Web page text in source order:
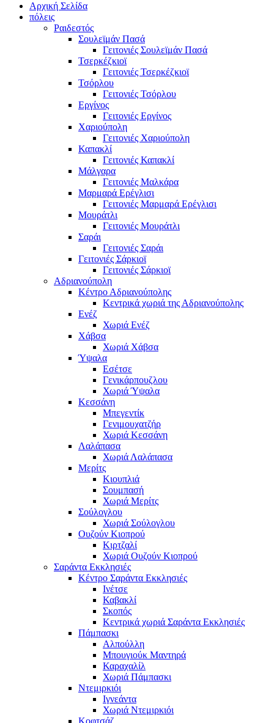
Αρχική Σελίδα
πόλεις
Ραιδεστός
Σουλεϊμάν Πασά
Γειτονιές Σουλεϊμάν Πασά
Τσερκέζκιοϊ
Γειτονιές Τσερκέζκιοϊ
Τσόρλου
Γειτονιές Τσόρλου
Εργίνος
Γειτονιές Εργίνος
Χαριούπολη
Γειτονιές Χαριούπολη
Καπακλί
Γειτονιές Καπακλί
Μάλγαρα
Γειτονιές Μαλκάρα
Μαρμαρά Ερέγλισι
Γειτονιές Μαρμαρά Ερέγλισι
Μουράτλι
Γειτονιές Μουράτλι
Σαράι
Γειτονιές Σαράι
Γειτονιές Σάρκιοϊ
Γειτονιές Σάρκιοϊ
Αδριανούπολη
Κέντρο Αδριανούπολης
Κεντρικά χωριά της Αδριανούπολης
Ενέζ
Χωριά Ενέζ
Χάβσα
Χωριά Χάβσα
Ύψαλα
Εσέτσε
Γενικάρπουζλου
Χωριά Ύψαλα
Κεσσάνη
Μπεγεντίκ
Γενιμουχατζήρ
Χωριά Κεσσάνη
Λαλάπασα
Χωριά Λαλάπασα
Μερίτς
Κιουπλιά
Σουμπασή
Χωριά Μερίτς
Σούλογλου
Χωριά Σούλογλου
Ουζούν Κιοπρού
Κιρτζαλί
Χωριά Ουζούν Κιοπρού
Σαράντα Εκκλησιές
Κέντρο Σαράντα Εκκλησιές
Ινέτσε
Καβακλί
Σκοπός
Κεντρικά χωριά Σαράντα Εκκλησιές
Πάμπασκι
Αλπούλλη
Μπουγιούκ Μαντηρά
Καραχαλίλ
Χωριά Πάμπασκι
Ντεμιρκιόι
Ιγνεάντα
Χωριά Ντεμιρκιόι